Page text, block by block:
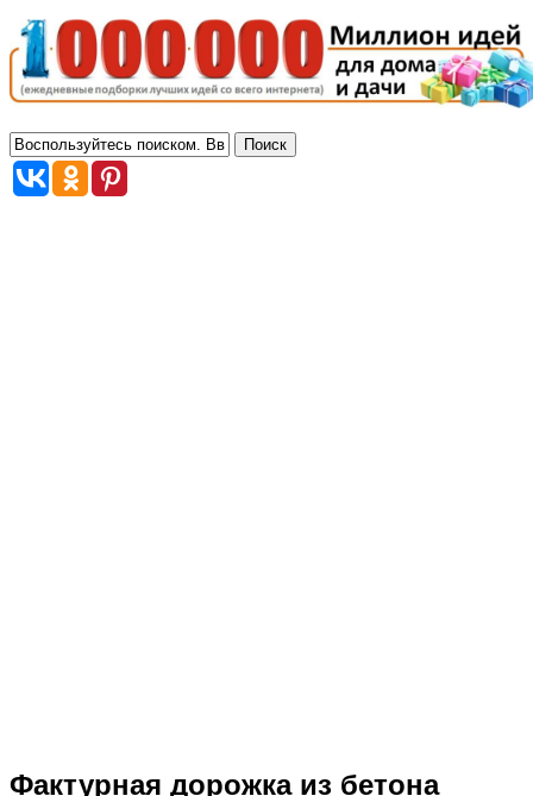
Фактурная дорожка из бетона